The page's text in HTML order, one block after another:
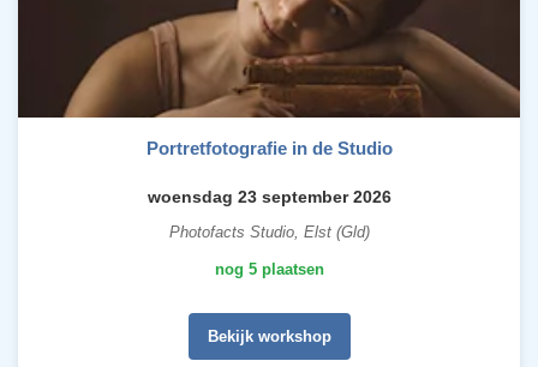
Portretfotografie in de Studio
woensdag 23 september 2026
Photofacts Studio, Elst (Gld)
nog 5 plaatsen
Bekijk workshop